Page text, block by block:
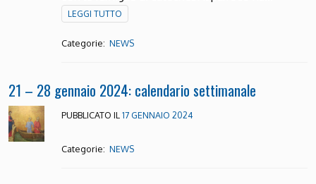
LEGGI TUTTO
Categorie: NEWS
21 – 28 gennaio 2024: calendario settimanale
PUBBLICATO IL 17 GENNAIO 2024
Categorie: NEWS